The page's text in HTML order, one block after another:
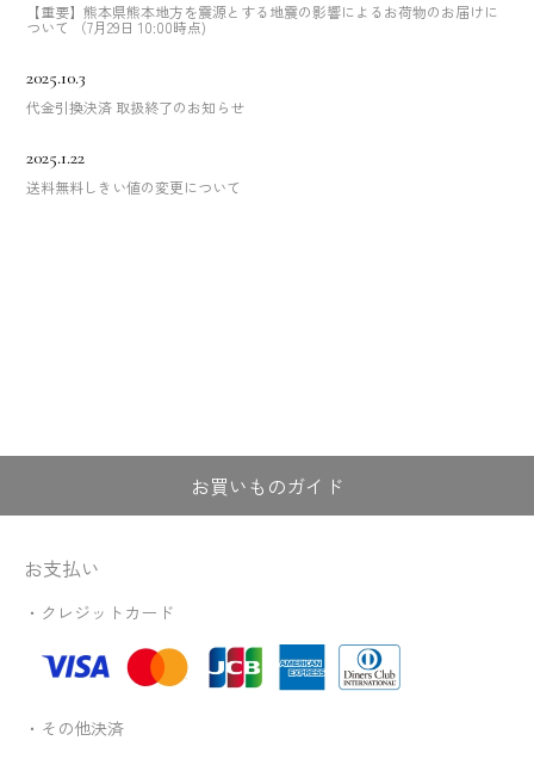
【重要】熊本県熊本地方を震源とする地震の影響によるお荷物のお届けに
ついて （7月29日 10:00時点)
2025.10.3
代金引換決済 取扱終了のお知らせ
2025.1.22
送料無料しきい値の変更について
お買いものガイド
お支払い
・クレジットカード
・その他決済